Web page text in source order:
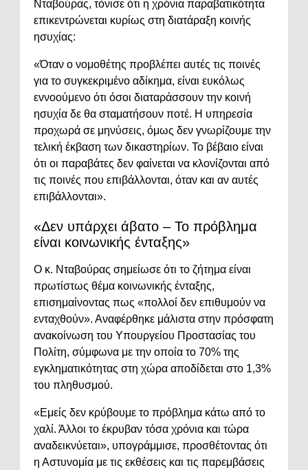
Νταβούρας, τόνισε ότι η χρόνια παραβατικότητα
επικεντρώνεται κυρίως στη διατάραξη κοινής
ησυχίας:
«Όταν ο νομοθέτης προβλέπει αυτές τις ποινές
για το συγκεκριμένο αδίκημα, είναι ευκόλως
εννοούμενο ότι όσοι διαταράσσουν την κοινή
ησυχία δε θα σταματήσουν ποτέ. Η υπηρεσία
προχωρά σε μηνύσεις, όμως δεν γνωρίζουμε την
τελική έκβαση των δικαστηρίων. Το βέβαιο είναι
ότι οι παραβάτες δεν φαίνεται να κλονίζονται από
τις ποινές που επιβάλλονται, όταν και αν αυτές
επιβάλλονται».
«Δεν υπάρχει άβατο – Το πρόβλημα
είναι κοινωνικής ένταξης»
Ο κ. Νταβούρας σημείωσε ότι το ζήτημα είναι
πρωτίστως θέμα κοινωνικής ένταξης,
επισημαίνοντας πως «πολλοί δεν επιθυμούν να
ενταχθούν». Αναφέρθηκε μάλιστα στην πρόσφατη
ανακοίνωση του Υπουργείου Προστασίας του
Πολίτη, σύμφωνα με την οποία το 70% της
εγκληματικότητας στη χώρα αποδίδεται στο 1,3%
του πληθυσμού.
«Εμείς δεν κρύβουμε το πρόβλημα κάτω από το
χαλί. Άλλοι το έκρυβαν τόσα χρόνια και τώρα
αναδεικνύεται», υπογράμμισε, προσθέτοντας ότι
η Αστυνομία με τις εκθέσεις και τις παρεμβάσεις